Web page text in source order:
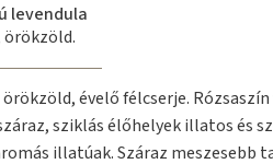
levendula
örökzöld.
évelő félcserje.
sziklás élőhelyek illatos és
illatúak. Száraz meszesebb